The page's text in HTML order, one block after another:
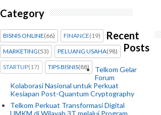
Category
BISNIS ONLINE(66) FINANCE(19)
MARKETING(53) PELUANG USAHA(98)
STARTUP(17) TIPS BISNIS(88)
Recent
Posts
Telkom Gelar
Forum
Kolaborasi Nasional untuk Perkuat
Kesiapan Post-Quantum Cryptography
Telkom Perkuat Transformasi Digital
UMKM di Wilayah 3T melalui Program